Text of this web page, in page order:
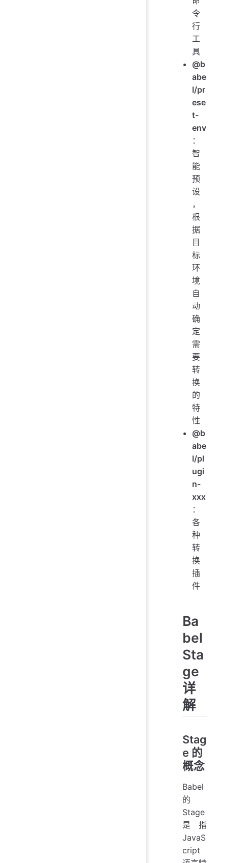
令
行
工
具
@b
abe
l/pr
ese
t-
env
：
智
能
预
设
，
根
据
目
标
环
境
自
动
确
定
需
要
转
换
的
特
性
@b
abe
l/pl
ugi
n-
xxx
：
各
种
转
换
插
件
Ba
bel
Sta
ge
详
解
Stag
e 的
概念
Babel
的
Stage
是指
JavaS
cript